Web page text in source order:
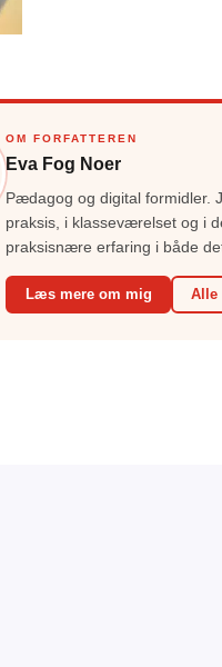
OM FORFATTEREN
Eva Fog Noer
Pædagog og digital formidler.
praksis, i klasseværelset og i
praksisnære erfaring i både
Læs mere om mig